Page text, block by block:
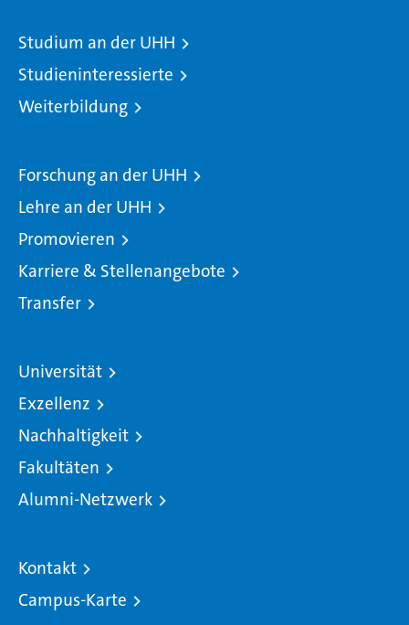
Studium an der UHH
Studieninteressierte
Weiterbildung
Forschung an der UHH
Lehre an der UHH
Promovieren
Karriere & Stellenangebote
Transfer
Universität
Exzellenz
Nachhaltigkeit
Fakultäten
Alumni-Netzwerk
Kontakt
Campus-Karte